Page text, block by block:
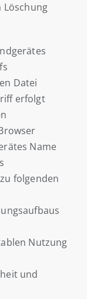
Datei
erfolgt
Name
folgenden
Nutzung
und